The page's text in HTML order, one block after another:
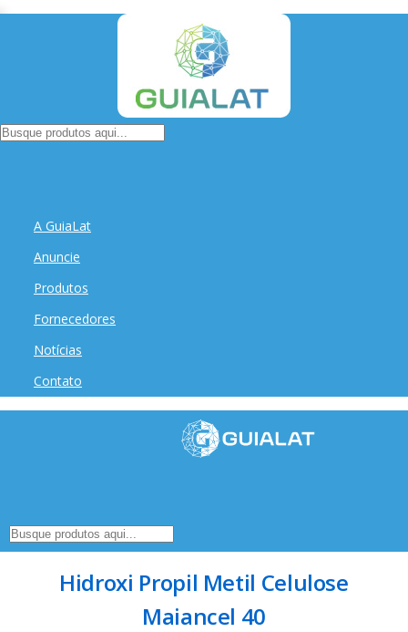
A GuiaLat
Anuncie
Produtos
Fornecedores
Notícias
Contato
Hidroxi Propil Metil Celulose
Maiancel 40